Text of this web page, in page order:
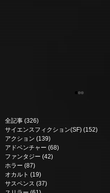
パラレル 多次元世界 |
Parallel (2018)
全記事 (326)
サイエンスフィクション(SF) (152)
アクション (139)
アドベンチャー (68)
ファンタジー (42)
ホラー (87)
オカルト (19)
サスペンス (37)